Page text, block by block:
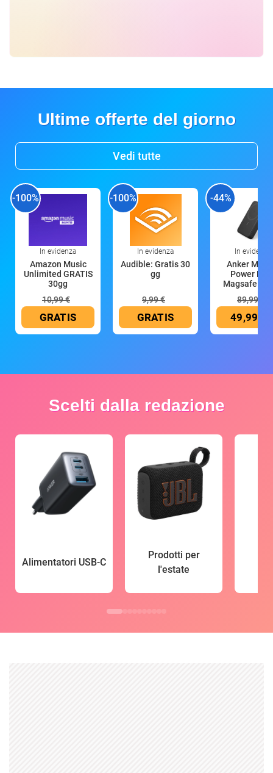
Ultime offerte del giorno
Vedi tutte
-100%
In evidenza
Amazon Music
Unlimited GRATIS
30gg
10,99 €
GRATIS
-100%
In evidenza
Audible: Gratis 30
gg
9,99 €
GRATIS
-44%
In evidenza
Anker
Power
Magsafe
89,99 €
49,99 €
Scelti dalla redazione
Alimentatori USB-C
Prodotti per
l'estate